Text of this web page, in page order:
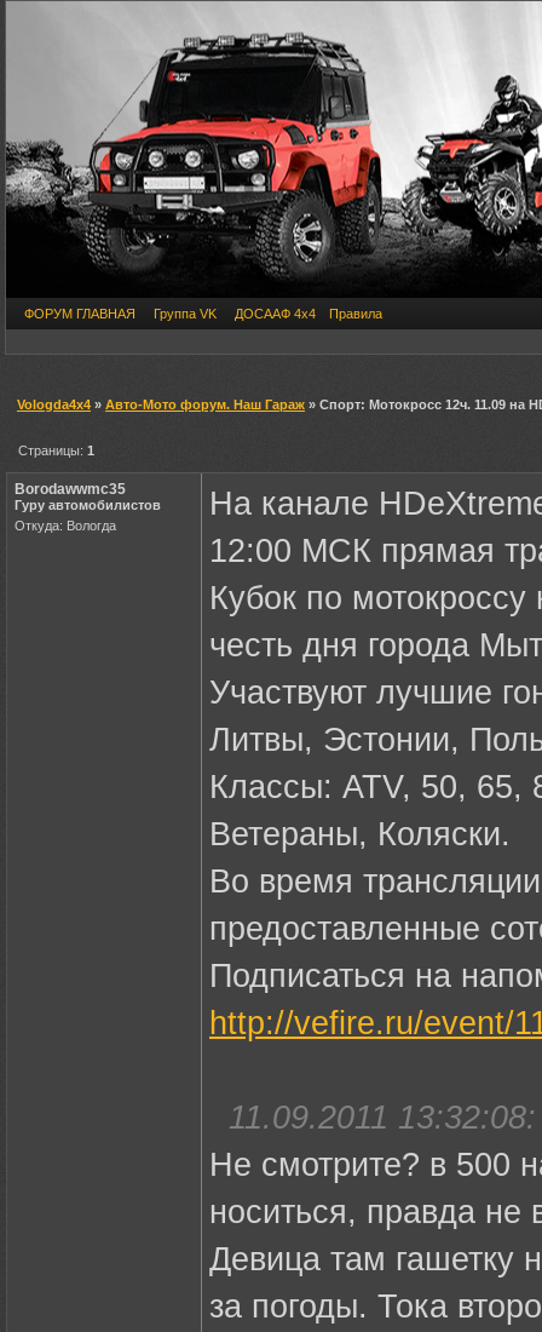
ФОРУМ ГЛАВНАЯ Группа VK ДОСААФ 4х4 Правила
Vologda4x4 » Авто-Мото форум. Наш Гараж » Спорт: Мотокросс 12ч. 11.09 на
Страницы:1
Borodawwmc35
Гуру автомобилистов
Откуда: Вологда
На канале
12:00 МСК прямая
Кубок по
честь дня города
Участвуют лучшие
Литвы, Эстонии,
Классы: ATV, 50, 65,
Ветераны, Коляски.
Во время
предоставленные
Подписаться на
http://vefire.ru/event/
11.09.2011 13:32:08:
Не смотрите? в 500
носиться, правда не
Девица там гашетку
за погоды. Тока